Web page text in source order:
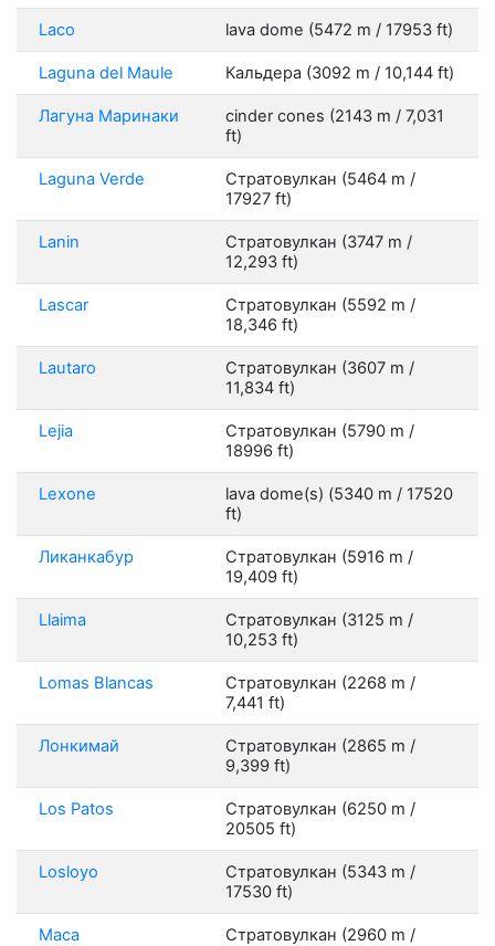
Laco lava dome (5472 m / 17953 ft)
Laguna del Maule Кальдера (3092 m / 10,144 ft)
Лагуна Маринаки
cinder cones (2143 m / 7,031
ft)
Laguna Verde
Стратовулкан (5464 m /
17927 ft)
Lanin
Стратовулкан (3747 m /
12,293 ft)
Lascar
Стратовулкан (5592 m /
18,346 ft)
Lautaro
Стратовулкан (3607 m /
11,834 ft)
Lejia
Стратовулкан (5790 m /
18996 ft)
Lexone
lava dome(s) (5340 m / 17520
ft)
Ликанкабур
Стратовулкан (5916 m /
19,409 ft)
Llaima
Стратовулкан (3125 m /
10,253 ft)
Lomas Blancas
Стратовулкан (2268 m /
7,441 ft)
Лонкимай
Стратовулкан (2865 m /
9,399 ft)
Los Patos
Стратовулкан (6250 m /
20505 ft)
Losloyo
Стратовулкан (5343 m /
17530 ft)
Maca
Стратовулкан (2960 m /